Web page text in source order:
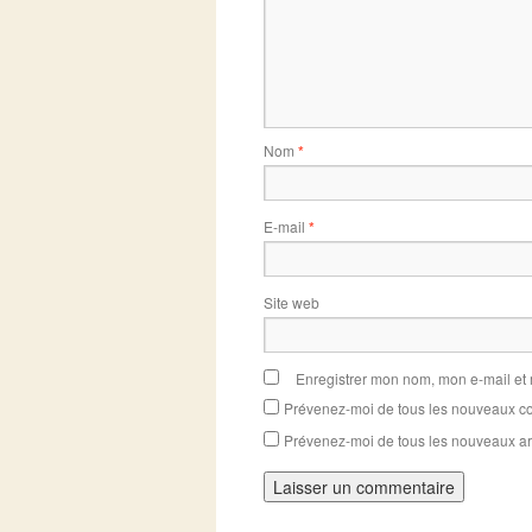
Nom *
E-mail *
Site web
Enregistrer mon nom, mon e-mail
Prévenez-moi de tous les nouveaux
Prévenez-moi de tous les nouveaux